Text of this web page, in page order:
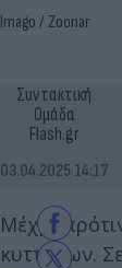
Imago / Zoonar
Συντακτική
Ομάδα
Flash.gr
03.04.2025 14:17
Μέχρι
κυττάρων.